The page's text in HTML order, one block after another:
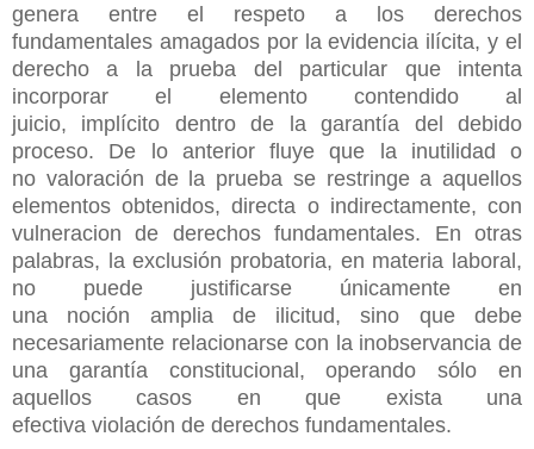
genera entre el respeto a los derechos
fundamentales amagados por la evidencia ilícita, y el
derecho a la prueba del particular que intenta
incorporar el elemento contendido al
juicio, implícito dentro de la garantía del debido
proceso. De lo anterior fluye que la inutilidad o
no valoración de la prueba se restringe a aquellos
elementos obtenidos, directa o indirectamente, con
vulneracion de derechos fundamentales. En otras
palabras, la exclusión probatoria, en materia laboral,
no puede justificarse únicamente en
una noción amplia de ilicitud, sino que debe
necesariamente relacionarse con la inobservancia de
una garantía constitucional, operando sólo en
aquellos casos en que exista una
efectiva violación de derechos fundamentales.